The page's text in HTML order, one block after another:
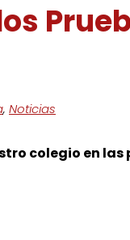
, Noticias
colegio en